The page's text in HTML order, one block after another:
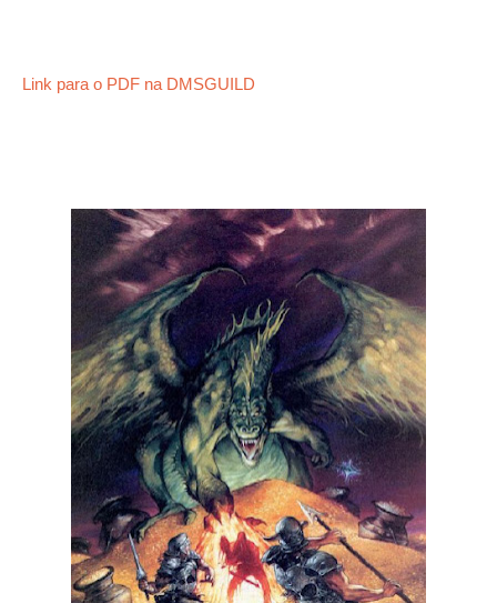
Link para o PDF na DMSGUILD